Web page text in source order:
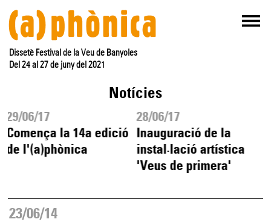
Dissetè Festival de la Veu de Banyoles
Del 24 al 27 de juny del 2021
Notícies
29/06/17
Comença la 14a edició
de l'(a)phònica
28/06/17
Inauguració de la
instal·lació artística
'Veus de primera'
23/06/14